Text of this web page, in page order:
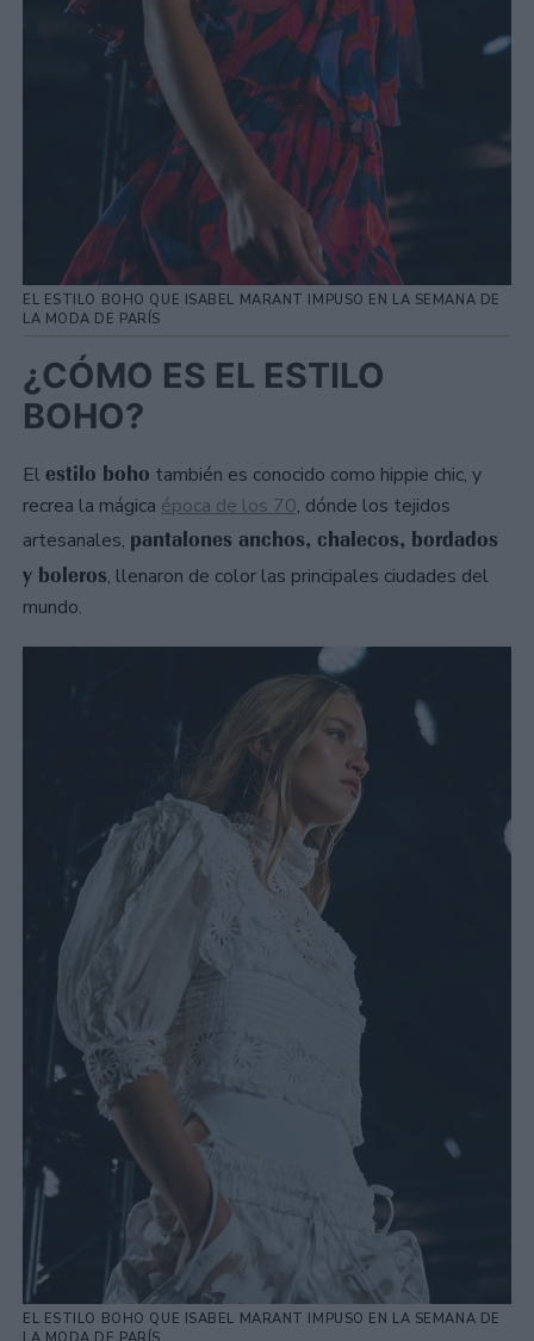
EL ESTILO BOHO QUE ISABEL MARANT IMPUSO EN LA SEMANA DE
LA MODA DE PARÍS
¿CÓMO ES EL ESTILO
BOHO?
El estilo boho también es conocido como hippie chic, y
recrea la mágica época de los 70, dónde los tejidos
artesanales, pantalones anchos, chalecos, bordados
y boleros, llenaron de color las principales ciudades del
mundo.
EL ESTILO BOHO QUE ISABEL MARANT IMPUSO EN LA SEMANA DE